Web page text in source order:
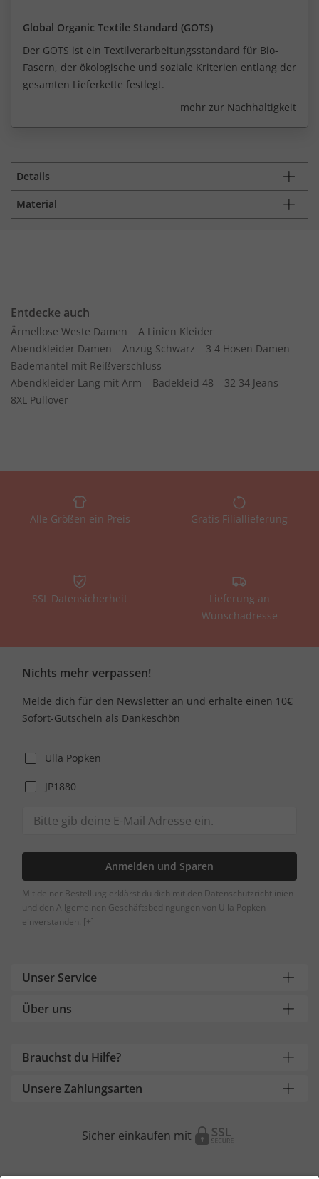
Global Organic Textile Standard (GOTS)
Der GOTS ist ein Textilverarbeitungsstandard für Bio-
Fasern, der ökologische und soziale Kriterien entlang der
gesamten Lieferkette festlegt.
mehr zur Nachhaltigkeit
Details
Material
Entdecke auch
Ärmellose Weste Damen
A Linien Kleider
Abendkleider Damen
Anzug Schwarz
3 4 Hosen Damen
Bademantel mit Reißverschluss
Abendkleider Lang mit Arm
Badekleid 48
32 34 Jeans
8XL Pullover
Alle Größen ein Preis Gratis Filiallieferung
SSL Datensicherheit
Lieferung an
Wunschadresse
Nichts mehr verpassen!
Melde dich für den Newsletter an und erhalte einen 10€
Sofort-Gutschein als Dankeschön
Ulla Popken
JP1880
Anmelden und Sparen
Mit deiner Bestellung erklärst du dich mit den Datenschutzrichtlinien
und den Allgemeinen Geschäftsbedingungen von Ulla Popken
einverstanden. [+]
Unser Service
Über uns
Brauchst du Hilfe?
Unsere Zahlungsarten
Sicher einkaufen mit